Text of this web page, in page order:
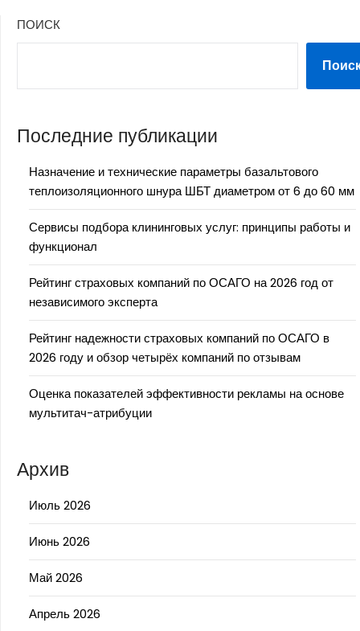
ПОИСК
Последние публикации
Назначение и технические параметры базальтового
теплоизоляционного шнура ШБТ диаметром от 6 до 60 мм
Сервисы подбора клининговых услуг: принципы работы и
функционал
Рейтинг страховых компаний по ОСАГО на 2026 год от
независимого эксперта
Рейтинг надежности страховых компаний по ОСАГО в
2026 году и обзор четырёх компаний по отзывам
Оценка показателей эффективности рекламы на основе
мультитач-атрибуции
Архив
Июль 2026
Июнь 2026
Май 2026
Апрель 2026